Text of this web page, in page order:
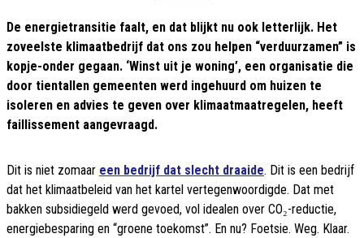
De energietransitie faalt, en dat blijkt nu ook letterlijk. Het
zoveelste klimaatbedrijf dat ons zou helpen “verduurzamen” is
kopje-onder gegaan. ‘Winst uit je woning’, een organisatie die
door tientallen gemeenten werd ingehuurd om huizen te
isoleren en advies te geven over klimaatmaatregelen, heeft
faillissement aangevraagd.
Dit is niet zomaar een bedrijf dat slecht draaide. Dit is een bedrijf
dat het klimaatbeleid van het kartel vertegenwoordigde. Dat met
bakken subsidiegeld werd gevoed, vol idealen over CO₂-reductie,
energiebesparing en “groene toekomst”. En nu? Foetsie. Weg. Klaar.